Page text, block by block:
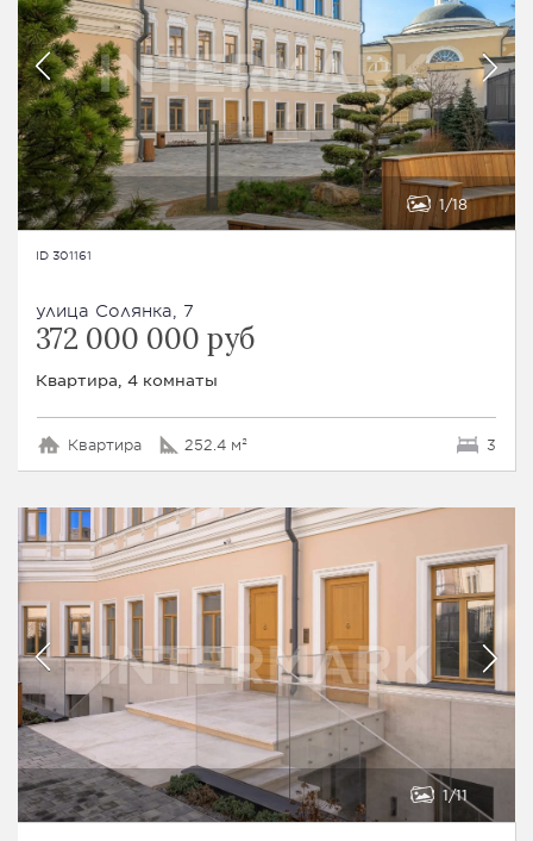
1 18
ID 301161
улица Солянка, 7
372 000 000 руб
Квартира, 4 комнаты
Квартира 252.4 м² 3
1 11